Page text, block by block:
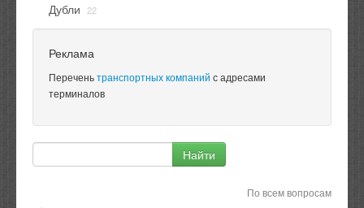
Дубли 22
Реклама
Переченьтранспортных компаний с адресами
терминалов
По всем вопросам